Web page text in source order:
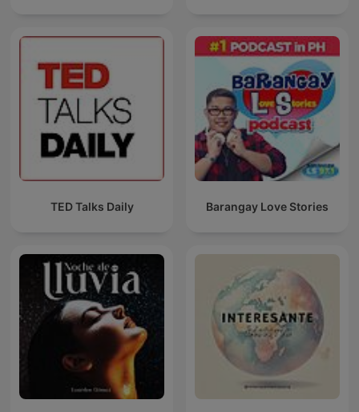
TED Talks Daily Barangay Love Stories